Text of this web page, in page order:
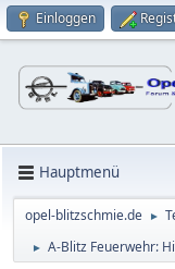
Einloggen
Hauptmenü
opel-blitzschmie.de ►
► A-Blitz Feuerwehr: